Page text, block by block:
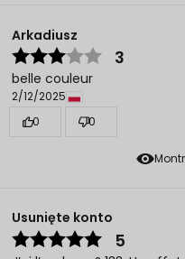
Arkadiusz
3
belle couleur
2/12/2025
0
0
Usunięte konto
5